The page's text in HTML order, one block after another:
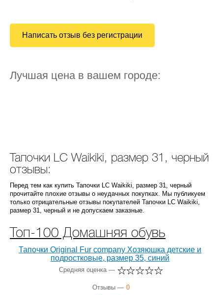
Написать отзыв без регистрации
Лучшая цена в вашем городе:
Тапочки LC Waikiki, размер 31, черный
отзывы:
Перед тем как купить Тапочки LC Waikiki, размер 31, черный
прочитайте плохие отзывы о неудачных покупках. Мы публикуем
только отрицательные отзывы покупателей Тапочки LC Waikiki,
размер 31, черный и не допускаем заказные.
Топ-100 Домашняя обувь
Тапочки Original Fur company Хозяюшка детские и
подростковые, размер 35, синий
Средняя оценка —
Отзывы — 0